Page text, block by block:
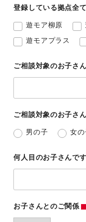
登録している拠点全
遊モア柳原
遊モアプラス
ご相談対象のお子さ
ご相談対象のお子さ
男の子 女の
何人目のお子さんで
お子さんとのご関係